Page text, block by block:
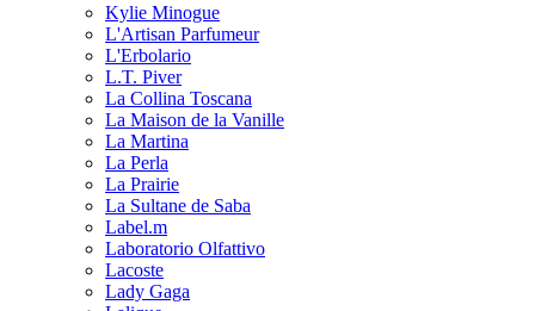
Kylie Minogue
L'Artisan Parfumeur
L'Erbolario
L.T. Piver
La Collina Toscana
La Maison de la Vanille
La Martina
La Perla
La Prairie
La Sultane de Saba
Label.m
Laboratorio Olfattivo
Lacoste
Lady Gaga